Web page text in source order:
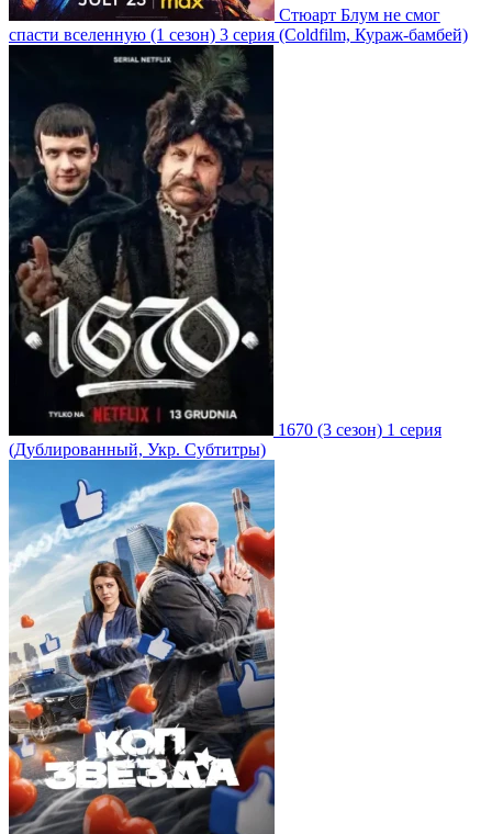
Стюарт Блум не смог
спасти вселенную (1 сезон) 3 серия (Coldfilm, Кураж-бамбей)
1670 (3 сезон) 1 серия
(Дублированный, Укр. Субтитры)